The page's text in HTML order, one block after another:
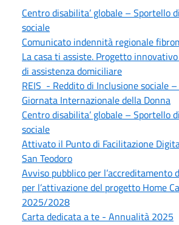
Centro disabilita’ globale – Sportello
sociale
Comunicato indennità regionale
La casa ti assiste. Progetto
di assistenza domiciliare
REIS - Reddito di Inclusione sociale
Giornata Internazionale della Donna
Centro disabilita’ globale – Sportello
sociale
Attivato il Punto di Facilitazione
San Teodoro
Avviso pubblico per l’accreditamento
per l’attivazione del progetto Home
2025/2028
Carta dedicata a te - Annualità 2025